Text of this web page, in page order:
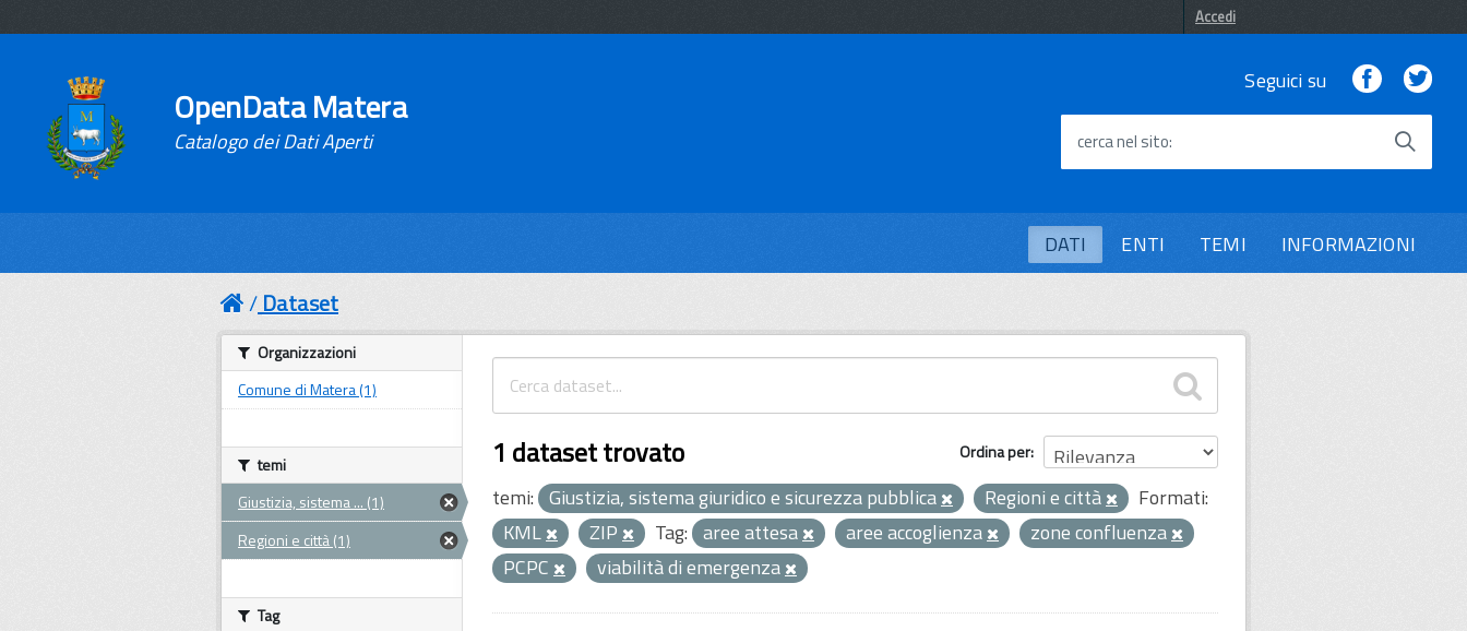
Accedi
OpenData Matera
Catalogo dei Dati Aperti
Seguici su Facebook
cerca nel sito
DATI ENTI TEMI INFORMAZIONI
Dataset
Ordina per
1 dataset trovato
temi: Giustizia, sistema giuridico e sicurezza pubblica Regioni e città
Formati:
KML
ZIP Tag: aree attesa aree accoglienza
zone confluenza
PCPC
viabilità di emergenza
Organizzazioni
Comune di Matera (1)
temi
Giustizia, sistema ... (1)
Regioni e città (1)
Tag